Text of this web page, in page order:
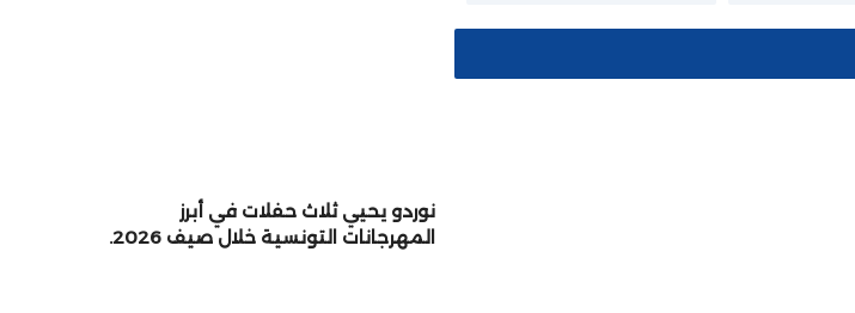
نوردو يحيي ثلاث حفلات في أبرز
المهرجانات التونسية خلال صيف 2026.